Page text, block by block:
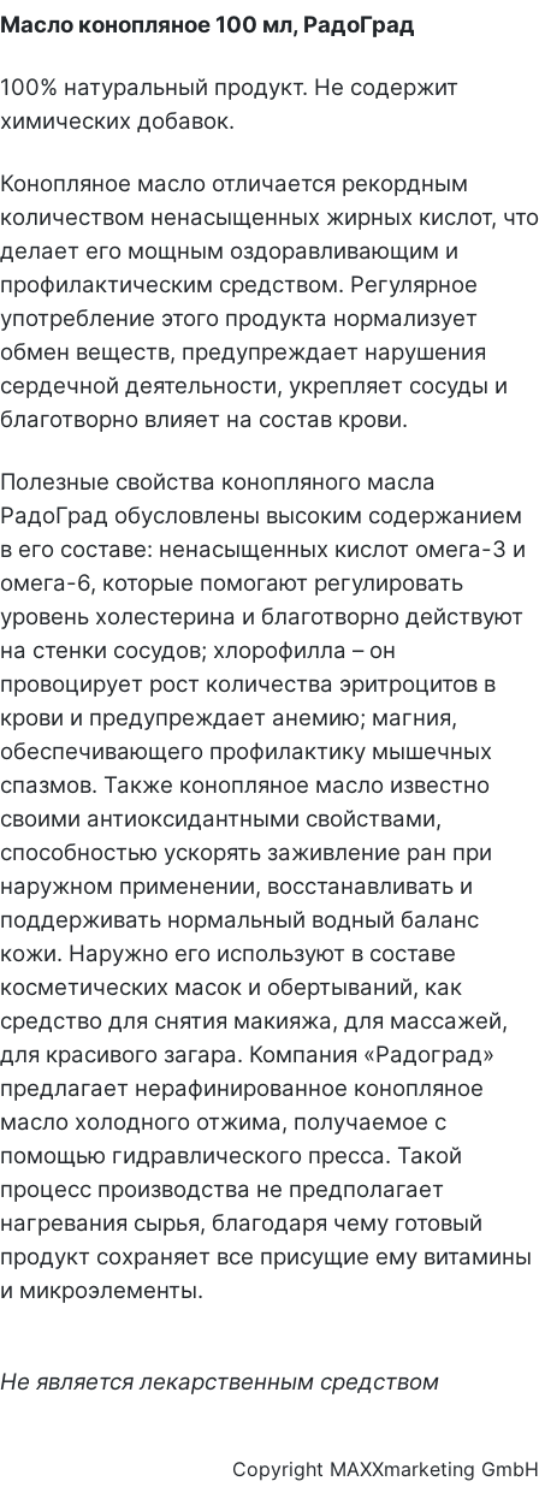
Масло конопляное 100 мл, РадоГрад
100% натуральный продукт. Не содержит
химических добавок.
Конопляное масло отличается рекордным
количеством ненасыщенных жирных кислот, что
делает его мощным оздоравливающим и
профилактическим средством. Регулярное
употребление этого продукта нормализует
обмен веществ, предупреждает нарушения
сердечной деятельности, укрепляет сосуды и
благотворно влияет на состав крови.
Полезные свойства конопляного масла
РадоГрад обусловлены высоким содержанием
в его составе: ненасыщенных кислот омега-3 и
омега-6, которые помогают регулировать
уровень холестерина и благотворно действуют
на стенки сосудов; хлорофилла – он
провоцирует рост количества эритроцитов в
крови и предупреждает анемию; магния,
обеспечивающего профилактику мышечных
спазмов. Также конопляное масло известно
своими антиоксидантными свойствами,
способностью ускорять заживление ран при
наружном применении, восстанавливать и
поддерживать нормальный водный баланс
кожи. Наружно его используют в составе
косметических масок и обертываний, как
средство для снятия макияжа, для массажей,
для красивого загара. Компания «Радоград»
предлагает нерафинированное конопляное
масло холодного отжима, получаемое с
помощью гидравлического пресса. Такой
процесс производства не предполагает
нагревания сырья, благодаря чему готовый
продукт сохраняет все присущие ему витамины
и микроэлементы.
Не является лекарственным средством
Copyright MAXXmarketing GmbH